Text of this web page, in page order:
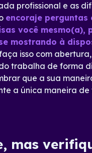
profissional e as
encoraje perguntas
você mesmo(a),
mostrando à
isso com
trabalha de forma
que a sua
a única maneira de
mas